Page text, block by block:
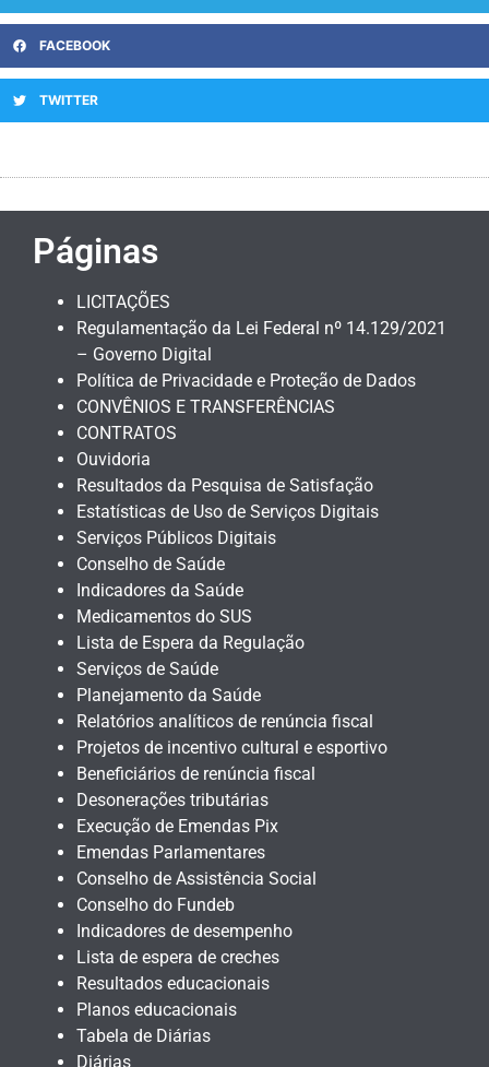
FACEBOOK
TWITTER
Páginas
LICITAÇÕES
Regulamentação da Lei Federal nº 14.129/2021
– Governo Digital
Política de Privacidade e Proteção de Dados
CONVÊNIOS E TRANSFERÊNCIAS
CONTRATOS
Ouvidoria
Resultados da Pesquisa de Satisfação
Estatísticas de Uso de Serviços Digitais
Serviços Públicos Digitais
Conselho de Saúde
Indicadores da Saúde
Medicamentos do SUS
Lista de Espera da Regulação
Serviços de Saúde
Planejamento da Saúde
Relatórios analíticos de renúncia fiscal
Projetos de incentivo cultural e esportivo
Beneficiários de renúncia fiscal
Desonerações tributárias
Execução de Emendas Pix
Emendas Parlamentares
Conselho de Assistência Social
Conselho do Fundeb
Indicadores de desempenho
Lista de espera de creches
Resultados educacionais
Planos educacionais
Tabela de Diárias
Diárias